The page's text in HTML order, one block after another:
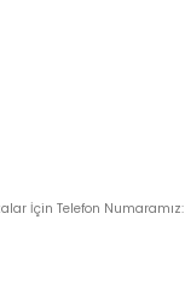
İçin Telefon Numaramız: